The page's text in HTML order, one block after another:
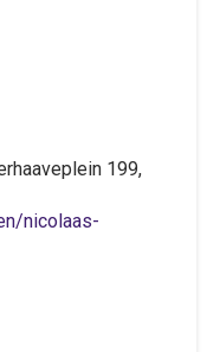
199,
nicolaas-